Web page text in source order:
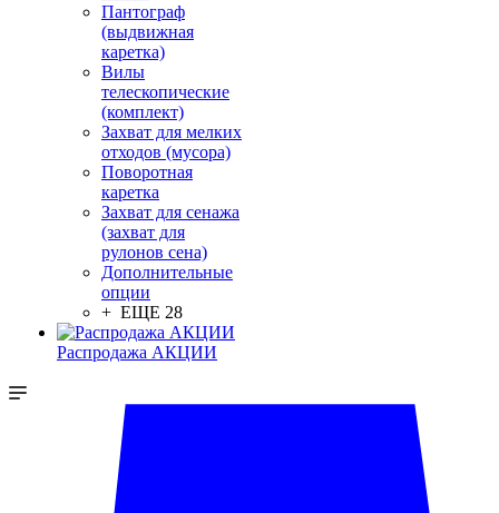
Пантограф
(выдвижная
каретка)
Вилы
телескопические
(комплект)
Захват для мелких
отходов (мусора)
Поворотная
каретка
Захват для сенажа
(захват для
рулонов сена)
Дополнительные
опции
+ ЕЩЕ 28
Распродажа АКЦИИ